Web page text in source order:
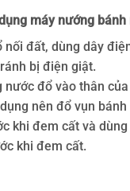
máy nướng bánh
nối đất, dùng dây
bị điện giật.
nước đổ vào thân của
nên đổ vụn
khi đem cất và
khi đem cất.